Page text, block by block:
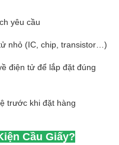
yêu cầu
nhỏ (IC, chip, transistor…)
điện tử để lắp đặt đúng
trước khi đặt hàng
Cầu Giấy?